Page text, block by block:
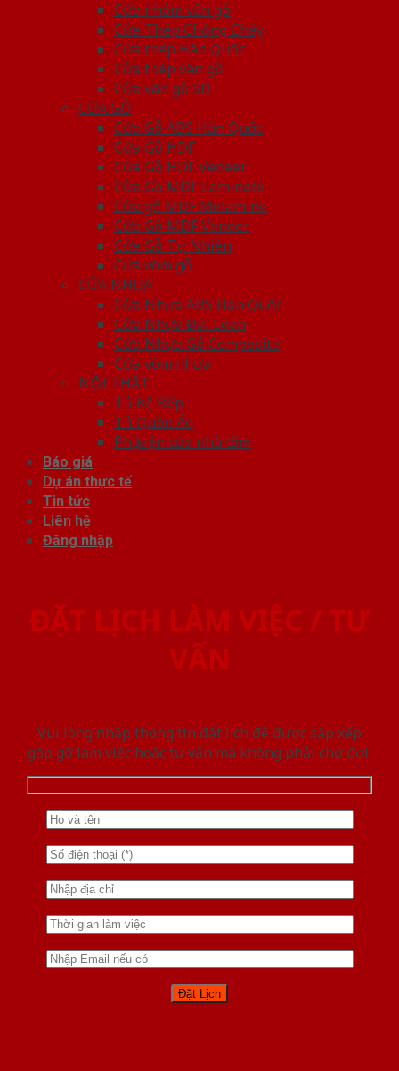
Cửa nhôm vân gỗ
Cửa Thép Chống Cháy
Cửa thép Hàn Quốc
Cửa thép vân gỗ
Cửa vân gỗ 5D
CỬA GỖ
Cửa Gỗ ABS Hàn Quốc
Cửa Gỗ HDF
Cửa Gỗ HDF Veneer
Cửa Gỗ MDF Laminate
Cửa gỗ MDF Melamine
Cửa Gỗ MDF Veneer
Cửa Gỗ Tự Nhiên
Cửa vòm gỗ
CỬA NHỰA
Cửa Nhựa ABS Hàn Quốc
Cửa Nhựa Đài Loan
Cửa Nhựa Gỗ Composite
Cửa vòm nhựa
NỘI THẤT
Tủ Kệ Bếp
Tủ Quần Áo
Phụ kiện cửa nhà tắm
Báo giá
Dự án thực tế
Tin tức
Liên hệ
Đăng nhập
ĐẶT LỊCH LÀM VIỆC / TƯ
VẤN
Vui lòng nhập thông tin đặt lịch để được sắp xếp
gặp gỡ làm việc hoăc tư vấn mà không phải chờ đợi.